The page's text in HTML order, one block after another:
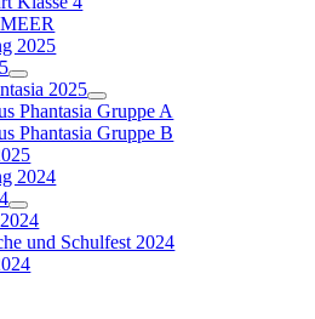
2025
2025
Phantasia Gruppe A
Phantasia Gruppe B
2024
und Schulfest 2024